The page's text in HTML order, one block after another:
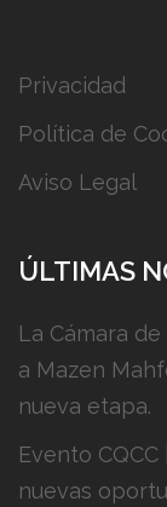
Privacidad
Política de
Aviso Legal
ÚLTIMAS
La Cámara
a Mazen
nueva etapa.
Evento
nuevas